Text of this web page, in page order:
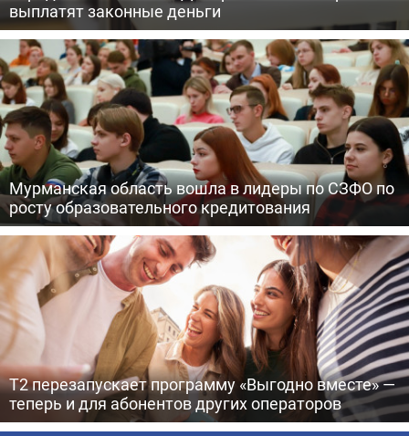
выплатят законные деньги
Мурманская область вошла в лидеры по СЗФО по
росту образовательного кредитования
Т2 перезапускает программу «Выгодно вместе» —
теперь и для абонентов других операторов